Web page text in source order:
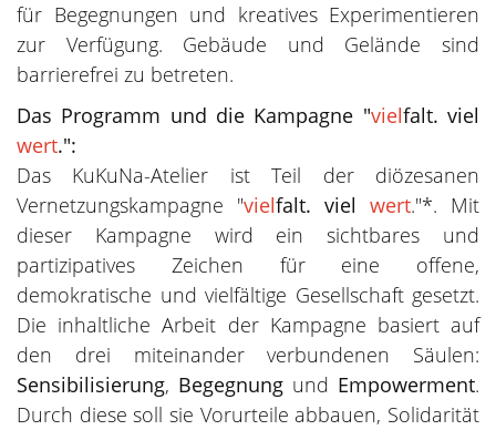
für Begegnungen und kreatives Experimentieren
zur Verfügung. Gebäude und Gelände sind
barrierefrei zu betreten.
Das Programm und die Kampagne "vielfalt. viel
wert.":
Das KuKuNa-Atelier ist Teil der diözesanen
Vernetzungskampagne "vielfalt. viel wert."*. Mit
dieser Kampagne wird ein sichtbares und
partizipatives Zeichen für eine offene,
demokratische und vielfältige Gesellschaft gesetzt.
Die inhaltliche Arbeit der Kampagne basiert auf
den drei miteinander verbundenen Säulen:
Sensibilisierung, Begegnung und Empowerment.
Durch diese soll sie Vorurteile abbauen, Solidarität